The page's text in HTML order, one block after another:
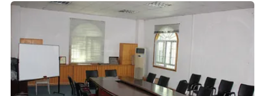
का
साइटमैप